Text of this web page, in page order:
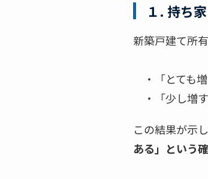
１. 持ち
新築戸建て所
・「とても
・「少し増
この結果が示
ある」という